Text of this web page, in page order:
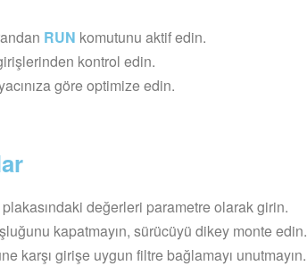
RUN komutunu aktif edin.
kontrol edin.
göre optimize edin.
değerleri parametre olarak girin.
kapatmayın, sürücüyü dikey monte edin.
karşı girişe uygun filtre bağlamayı unutmayın.